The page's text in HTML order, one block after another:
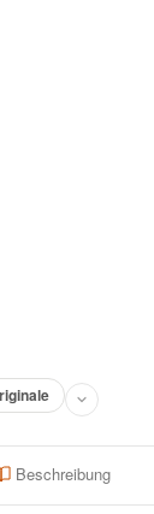
Beschreibung